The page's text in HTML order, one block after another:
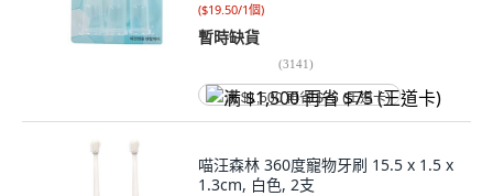
($19.50/1個)
暫時缺貨
(3141)
满 $1,500 再省 $75 (王道卡)
喵汪森林 360度寵物牙刷 15.5 x 1.5 x
1.3cm, 白色, 2支